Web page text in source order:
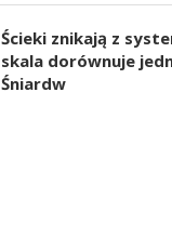
Ścieki znikają z
skala dorównuje
Śniardw